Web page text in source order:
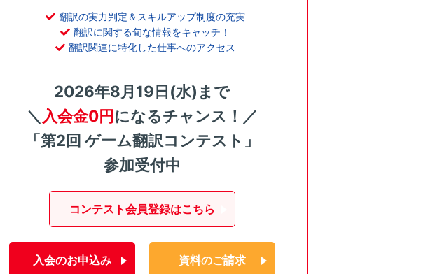
翻訳の実力判定＆スキルアップ制度の充実
翻訳に関する旬な情報をキャッチ！
翻訳関連に特化した仕事へのアクセス
2026年8月19日(水)まで
＼ 入会金0円になるチャンス！／
「第2回 ゲーム翻訳コンテスト」
参加受付中
コンテスト会員登録はこちら
入会のお申込み 資料のご請求